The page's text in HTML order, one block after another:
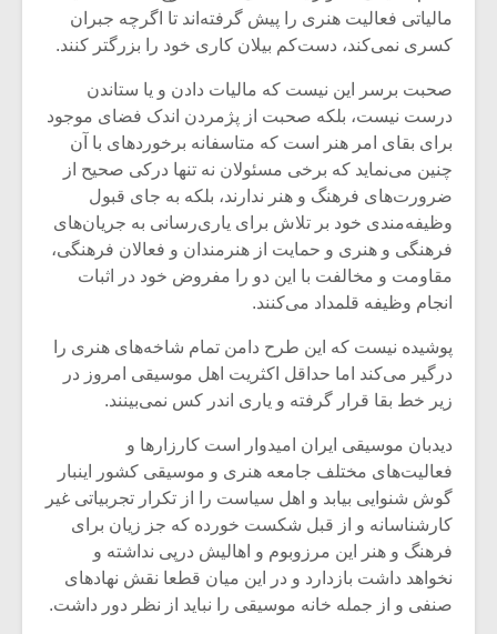
مالیاتی فعالیت هنری را پیش گرفته‌اند تا اگرچه جبران
کسری نمی‌کند، دست‌کم بیلان کاری خود را بزرگتر کنند.
صحبت برسر این نیست که مالیات دادن و یا ستاندن
درست نیست، بلکه صحبت از پژمردن اندک فضای موجود
برای بقای امر هنر است که متاسفانه برخوردهای با آن
چنین می‌نماید که برخی مسئولان نه تنها درکی صحیح از
ضرورت‌های فرهنگ و‌ هنر ندارند، بلکه به جای قبول
وظیفه‌مندی خود بر تلاش برای یاری‌رسانی به جریان‌های
فرهنگی و‌ هنری و حمایت از هنرمندان و فعالان فرهنگی،
مقاومت و مخالفت با این دو را مفروض خود در اثبات
انجام وظیفه قلمداد می‌کنند.
پوشیده نیست که این طرح دامن تمام شاخه‌های هنری را
درگیر می‌کند اما حداقل اکثریت اهل موسیقی امروز در
زیر خط بقا قرار گرفته و یاری اندر کس نمی‌بینند.
دیدبان موسیقی ایران امیدوار است کارزارها و
فعالیت‌های مختلف جامعه هنری و موسیقی کشور اینبار
گوش شنوایی بیابد و اهل سیاست را از تکرار تجربیاتی غیر
کارشناسانه و از قبل شکست خورده که جز زیان برای
فرهنگ و هنر این مرزوبوم و اهالیش درپی‌ نداشته و
نخواهد داشت بازدارد و در این میان قطعا نقش نهادهای
صنفی و از جمله خانه موسیقی را نباید از نظر دور داشت.
یادداشتی بر موسیقی
متن فیلم «متری
شیش و نیم»
اگر نمی توانی
مشهورترین باشی،
بدنام ترین باش
موسیقی
موسیقی
برگزار
سکانسی